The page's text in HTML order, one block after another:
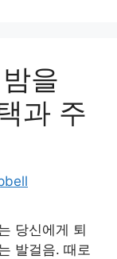
을
과 주
당신에게 퇴
발걸음. 때로